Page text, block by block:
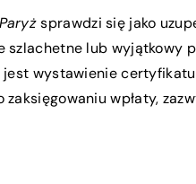
sprawdzi się jako
szlachetne lub wyjątkowy
jest wystawienie
wpłaty,